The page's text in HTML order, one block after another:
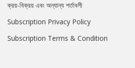
ক্রয়-বিক্রয় এবং অন্যান্য শর্তাবলী
Subscription Privacy Policy
Subscription Terms & Condition